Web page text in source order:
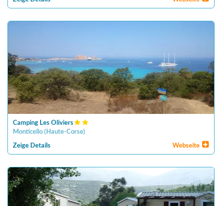
Camping Les Oliviers
Monticello ( Haute-Corse)
Zeige Details Webseite